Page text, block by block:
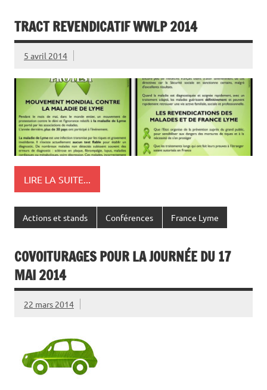
TRACT REVENDICATIF WWLP 2014
5 avril 2014
LIRE LA SUITE...
Actions et stands Conférences France Lyme
COVOITURAGES POUR LA JOURNÉE DU 17
MAI 2014
22 mars 2014